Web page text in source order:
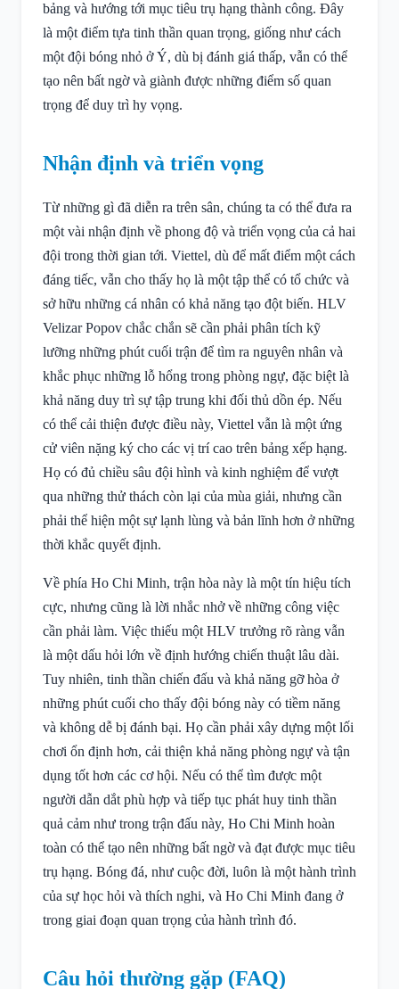
bảng và hướng tới mục tiêu trụ hạng thành công. Đây
là một điểm tựa tinh thần quan trọng, giống như cách
một đội bóng nhỏ ở Ý, dù bị đánh giá thấp, vẫn có thể
tạo nên bất ngờ và giành được những điểm số quan
trọng để duy trì hy vọng.
Nhận định và triển vọng
Từ những gì đã diễn ra trên sân, chúng ta có thể đưa ra
một vài nhận định về phong độ và triển vọng của cả hai
đội trong thời gian tới. Viettel, dù để mất điểm một cách
đáng tiếc, vẫn cho thấy họ là một tập thể có tổ chức và
sở hữu những cá nhân có khả năng tạo đột biến. HLV
Velizar Popov chắc chắn sẽ cần phải phân tích kỹ
lưỡng những phút cuối trận để tìm ra nguyên nhân và
khắc phục những lỗ hổng trong phòng ngự, đặc biệt là
khả năng duy trì sự tập trung khi đối thủ dồn ép. Nếu
có thể cải thiện được điều này, Viettel vẫn là một ứng
cử viên nặng ký cho các vị trí cao trên bảng xếp hạng.
Họ có đủ chiều sâu đội hình và kinh nghiệm để vượt
qua những thử thách còn lại của mùa giải, nhưng cần
phải thể hiện một sự lạnh lùng và bản lĩnh hơn ở những
thời khắc quyết định.
Về phía Ho Chi Minh, trận hòa này là một tín hiệu tích
cực, nhưng cũng là lời nhắc nhở về những công việc
cần phải làm. Việc thiếu một HLV trưởng rõ ràng vẫn
là một dấu hỏi lớn về định hướng chiến thuật lâu dài.
Tuy nhiên, tinh thần chiến đấu và khả năng gỡ hòa ở
những phút cuối cho thấy đội bóng này có tiềm năng
và không dễ bị đánh bại. Họ cần phải xây dựng một lối
chơi ổn định hơn, cải thiện khả năng phòng ngự và tận
dụng tốt hơn các cơ hội. Nếu có thể tìm được một
người dẫn dắt phù hợp và tiếp tục phát huy tinh thần
quả cảm như trong trận đấu này, Ho Chi Minh hoàn
toàn có thể tạo nên những bất ngờ và đạt được mục tiêu
trụ hạng. Bóng đá, như cuộc đời, luôn là một hành trình
của sự học hỏi và thích nghi, và Ho Chi Minh đang ở
trong giai đoạn quan trọng của hành trình đó.
Câu hỏi thường gặp (FAQ)